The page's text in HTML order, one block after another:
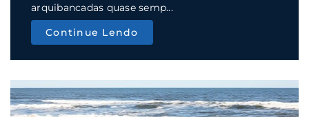
arquibancadas quase semp...
Continue Lendo